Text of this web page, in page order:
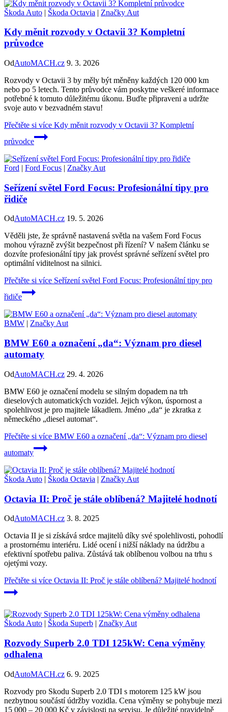
Škoda Auto | Škoda Octavia | Značky Aut
Kdy měnit rozvody v Octavii 3? Kompletní
průvodce
OdAutoMACH.cz 9. 3. 2026
Rozvody v Octavii 3 by měly být měněny každých 120 000 km
nebo po 5 letech. Tento průvodce vám poskytne veškeré informace
potřebné k tomuto důležitému úkonu. Buďte připraveni a udržte
svoje auto v bezvadném stavu!
Přečtěte si více Kdy měnit rozvody v Octavii 3? Kompletní
průvodce
Ford | Ford Focus | Značky Aut
Seřízení světel Ford Focus: Profesionální tipy pro
řidiče
OdAutoMACH.cz 19. 5. 2026
Věděli jste, že správně nastavená světla na vašem Ford Focus
mohou výrazně zvýšit bezpečnost při řízení? V našem článku se
dozvíte profesionální tipy jak provést správné seřízení světel pro
optimální viditelnost na silnici.
Přečtěte si více Seřízení světel Ford Focus: Profesionální tipy pro
řidiče
BMW | Značky Aut
BMW E60 a označení „da“: Význam pro diesel
automaty
OdAutoMACH.cz 29. 4. 2026
BMW E60 je označení modelu se silným dopadem na trh
dieselových automatických vozidel. Jejich výkon, úspornost a
spolehlivost je pro majitele lákadlem. Jméno „da“ je zkratka z
německého „diesel automat“.
Přečtěte si více BMW E60 a označení „da“: Význam pro diesel
automaty
Škoda Auto | Škoda Octavia | Značky Aut
Octavia II: Proč je stále oblíbená? Majitelé hodnotí
OdAutoMACH.cz 3. 8. 2025
Octavia II je si získává srdce majitelů díky své spolehlivosti, pohodlí
a prostornému interiéru. Lidé ocení i nižší náklady na údržbu a
efektivní spotřebu paliva. Zůstává tak oblíbenou volbou na trhu s
ojetými vozy.
Přečtěte si více Octavia II: Proč je stále oblíbená? Majitelé hodnotí
Škoda Auto | Škoda Superb | Značky Aut
Rozvody Superb 2.0 TDI 125kW: Cena výměny
odhalena
OdAutoMACH.cz 6. 9. 2025
Rozvody pro Skodu Superb 2.0 TDI s motorem 125 kW jsou
nezbytnou součástí údržby vozidla. Cena výměny se pohybuje mezi
15 000 – 20 000 Kč v závislosti na servisu. Je důležité pravidelně